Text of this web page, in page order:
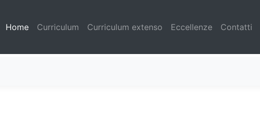
Home(current)
Curriculum Curriculum extenso Eccellenze Contatti